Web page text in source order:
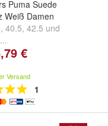
Puma Suede
Weiß Damen
, 40.5, 42.5 und
€
Versand
1